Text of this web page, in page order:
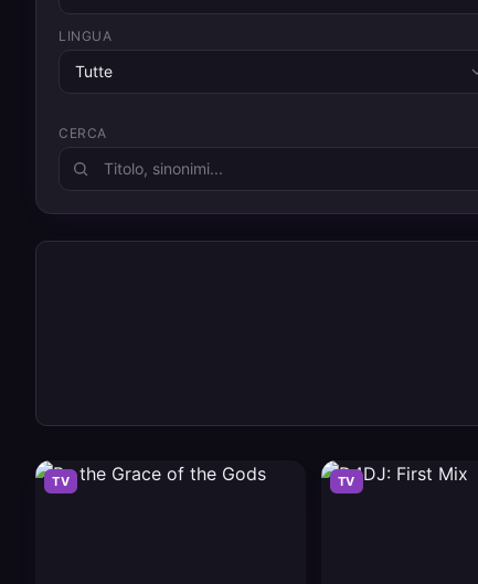
LINGUA
Tutte
CERCA
TV TV